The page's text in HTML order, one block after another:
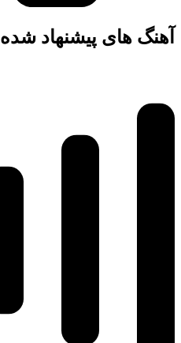
آهنگ های پیشنهاد شده